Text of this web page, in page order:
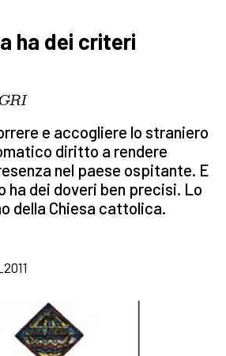
ha dei criteri
e accogliere lo straniero
diritto a rendere
nel paese ospitante. E
ha dei doveri ben precisi. Lo
della Chiesa cattolica.